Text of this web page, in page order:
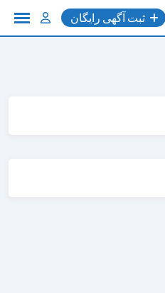
ثبت آگهی رایگان